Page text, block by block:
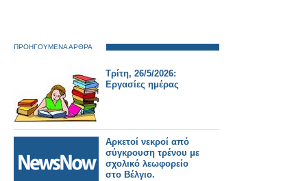
ΠΡΟΗΓΟΥΜΕΝΑ ΑΡΘΡΑ
Τρίτη, 26/5/2026:
Εργασίες ημέρας
Αρκετοί νεκροί από
σύγκρουση τρένου με
σχολικό λεωφορείο
στο Βέλγιο.